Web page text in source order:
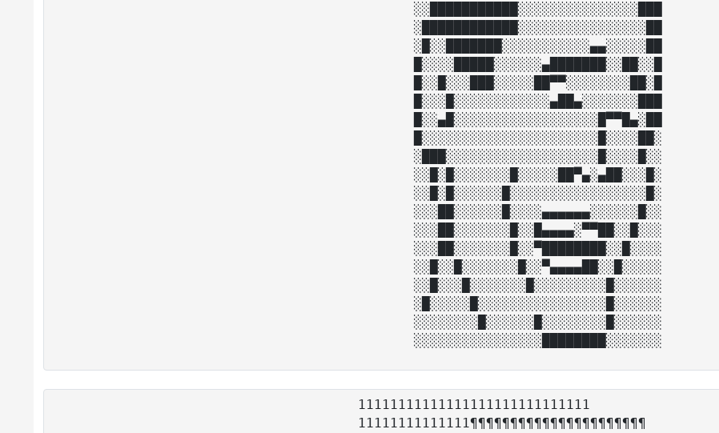
░░███████████░░░░░░░░░░░░░░░███
░████████████░░░░░░░░░░░░░░░░██
░█░░███████░░░░░░░░░░░▄▄░░░░░██
█░░░░█████░░░░░░▄███████░░██░░█
█░░█░░░███░░░░░██▀▀░░░░░░░░██░█
█░░░█░░░░░░░░░░░░▄██▄░░░░░░░███
█░░▄█░░░░░░░░░░░░░░░░░░█▀▀█▄░██
█░░░░░░░░░░░░░░░░░░░░░░█░░░░██░
░███░░░░░░░░░░░░░░░░░░░█░░░░█░░
░░█░█░░░░░░░█░░░░░██▀▄░▄██░░░█░
░░█░█░░░░░░█░░░░░░░░░░░░░░░░░█░
░░░██░░░░░░█░░░░▄▄▄▄▄▄░░░░░░█░░
░░░██░░░░░░░█░░█▄▄▄▄░▀▀██░░█░░░
░░░██░░░░░░░█░░▀████████░░█░░░░
░░█░░█░░░░░░░█░░▀▄▄▄▄██░░█░░░░░
░░█░░░█░░░░░░░█░░░░░░░░░█░░░░░░
░█░░░░░█░░░░░░░░░░░░░░░░█░░░░░░
░░░░░░░░█░░░░░░█░░░░░░░░█░░░░░░
11111111111111111111111111111
11111111111111¶¶¶¶¶¶¶¶¶¶¶¶¶¶¶¶¶¶¶¶¶¶